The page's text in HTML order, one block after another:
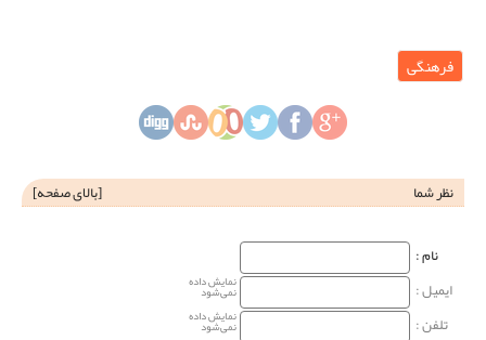
فرهنگی
نظر شما [بالای صفحه]
نام‌ :
ایمیل :
نمایش داده
نمی‌شود
تلفن : نمایش داده
نمی‌شود